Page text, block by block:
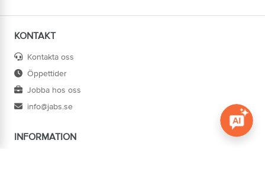
KONTAKT
Kontakta oss
Öppettider
Jobba hos oss
info@jabs.se
INFORMATION